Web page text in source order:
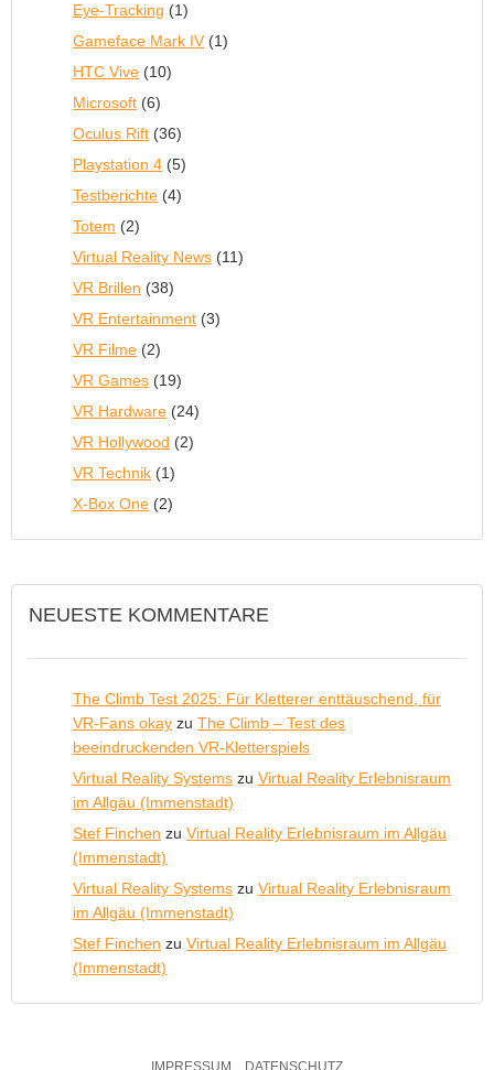
Eye-Tracking (1)
Gameface Mark IV (1)
HTC Vive (10)
Microsoft (6)
Oculus Rift (36)
Playstation 4 (5)
Testberichte (4)
Totem (2)
Virtual Reality News (11)
VR Brillen (38)
VR Entertainment (3)
VR Filme (2)
VR Games (19)
VR Hardware (24)
VR Hollywood (2)
VR Technik (1)
X-Box One (2)
NEUESTE KOMMENTARE
The Climb Test 2025: Für Kletterer enttäuschend, für
VR-Fans okay zu The Climb – Test des
beeindruckenden VR-Kletterspiels
Virtual Reality Systems zu Virtual Reality Erlebnisraum
im Allgäu (Immenstadt)
Stef Finchen zu Virtual Reality Erlebnisraum im Allgäu
(Immenstadt)
Virtual Reality Systems zu Virtual Reality Erlebnisraum
im Allgäu (Immenstadt)
Stef Finchen zu Virtual Reality Erlebnisraum im Allgäu
(Immenstadt)
IMPRESSUM DATENSCHUTZ